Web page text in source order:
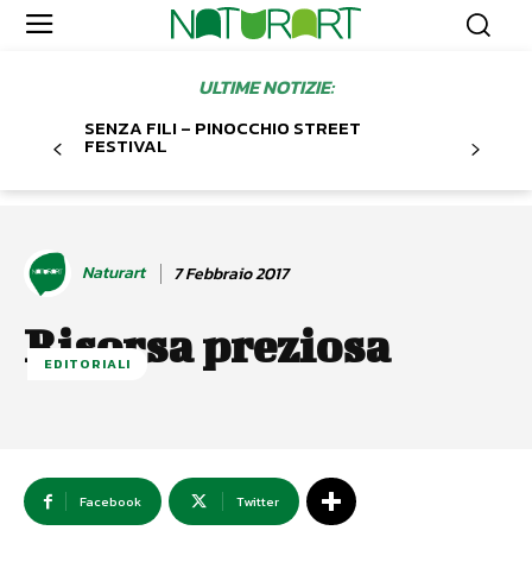
ULTIME NOTIZIE:
SENZA FILI – PINOCCHIO STREET
FESTIVAL
Naturart 7 Febbraio 2017
Risorsa preziosa
EDITORIALI
Facebook Twitter